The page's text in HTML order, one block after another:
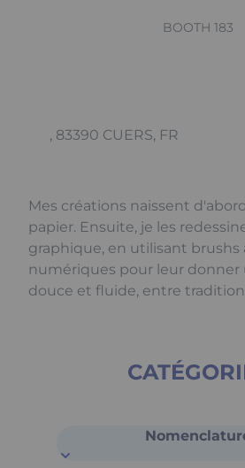
BOOTH 183
, 83390 CUERS, FR
Mes créations naissent
papier. Ensuite, je les
graphique, en utilisant brushs
numériques pour leur donner
douce et fluide, entre